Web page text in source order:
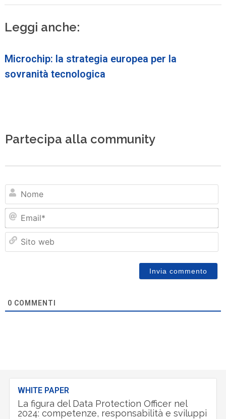
Leggi anche:
Microchip: la strategia europea per la
sovranità tecnologica
Partecipa alla community
0 COMMENTI
WHITE PAPER
La figura del Data Protection Officer nel
2024: competenze, responsabilità e sviluppi